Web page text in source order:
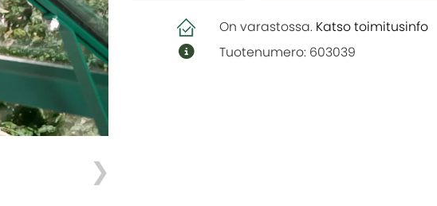
On varastossa. Katso toimitusinfo
Tuotenumero: 603039